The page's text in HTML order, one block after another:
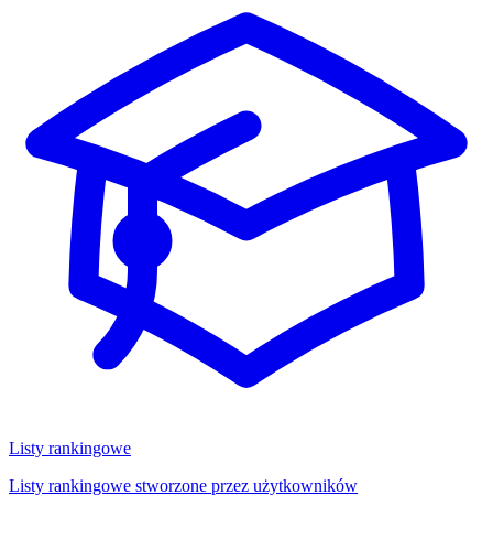
Listy rankingowe
Listy rankingowe stworzone przez użytkowników